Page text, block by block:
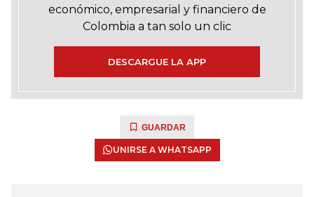
económico, empresarial y financiero de
Colombia a tan solo un clic
DESCARGUE LA APP
GUARDAR
UNIRSE A WHATSAPP